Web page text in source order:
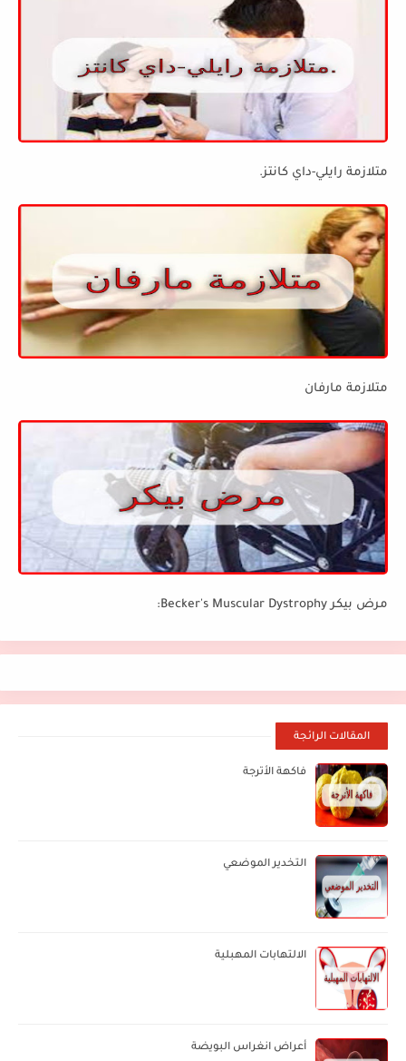
متلازمة رايلي-داي كانتز.
متلازمة مارفان
مرض بيكر Becker's Muscular Dystrophy:
المقالات الرائجة
فاكهة الأترجة
التخدير الموضعي
الالتهابات المهبلية
أعراض انغراس البويضة